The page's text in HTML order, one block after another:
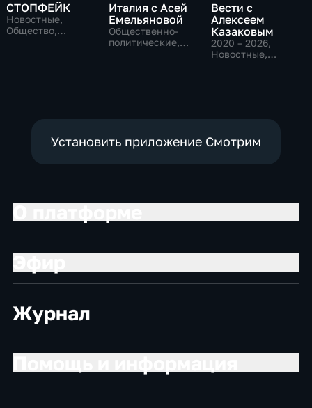
СТОПФЕЙК
Новостные,
Общество,
Италия с Асей
Емельяновой
Общественно-
политические,
Вести с
Алексеем
Казаковым
2020 – 2026,
Новостные,
Установить приложение Смотрим
Журнал